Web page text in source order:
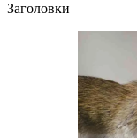
Заголовки